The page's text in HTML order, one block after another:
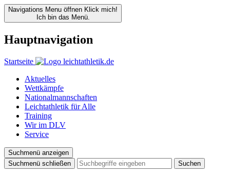
Navigations Menu öffnen Klick mich!
Ich bin das Menü.
Hauptnavigation
Startseite
Aktuelles
Wettkämpfe
Nationalmannschaften
Leichtathletik für Alle
Training
Wir im DLV
Service
Suchmenü anzeigen
Suchmenü schließen
Suchen